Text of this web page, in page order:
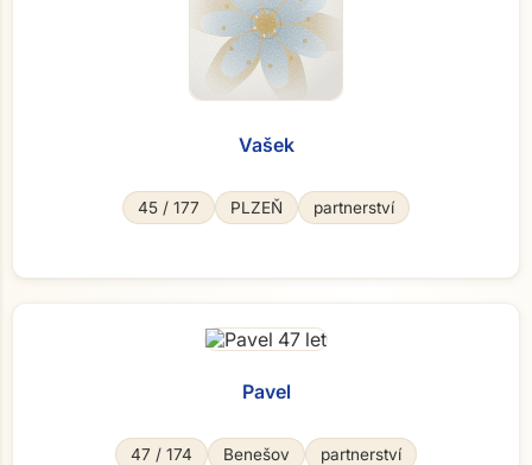
Vašek
45 / 177 PLZEŇ partnerství
Pavel
47 / 174 Benešov partnerství